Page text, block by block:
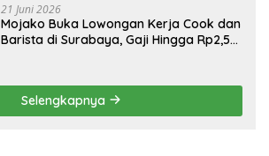
21 Juni 2026
Mojako Buka Lowongan Kerja Cook dan
Barista di Surabaya, Gaji Hingga Rp2,5
Selengkapnya